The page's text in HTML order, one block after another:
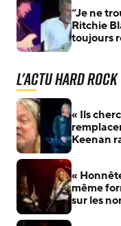
“Je ne
Ritchie
toujours
L'actu Hard Rock
« Ils
Keenan
«
même
sur les